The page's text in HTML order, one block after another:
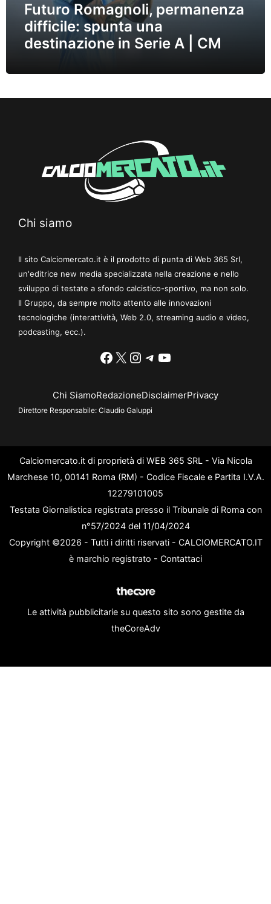
Futuro Romagnoli, permanenza
difficile: spunta una
destinazione in Serie A | CM
Chi siamo
Il sito Calciomercato.it è il prodotto di punta di Web 365 Srl,
un'editrice new media specializzata nella creazione e nello
sviluppo di testate a sfondo calcistico-sportivo, ma non solo.
Il Gruppo, da sempre molto attento alle innovazioni
tecnologiche (interattività, Web 2.0, streaming audio e video,
podcasting, ecc.).
Facebook
X Instagram
Telegram
YouTube
Chi SiamoRedazioneDisclaimerPrivacy
Direttore Responsabile: Claudio Galuppi
Calciomercato.it di proprietà di WEB 365 SRL - Via Nicola
Marchese 10, 00141 Roma (RM) - Codice Fiscale e Partita I.V.A.
12279101005
Testata Giornalistica registrata presso il Tribunale di Roma con
n°57/2024 del 11/04/2024
Copyright ©2026 - Tutti i diritti riservati - CALCIOMERCATO.IT
è marchio registrato - Contattaci
Le attività pubblicitarie su questo sito sono gestite da
theCoreAdv